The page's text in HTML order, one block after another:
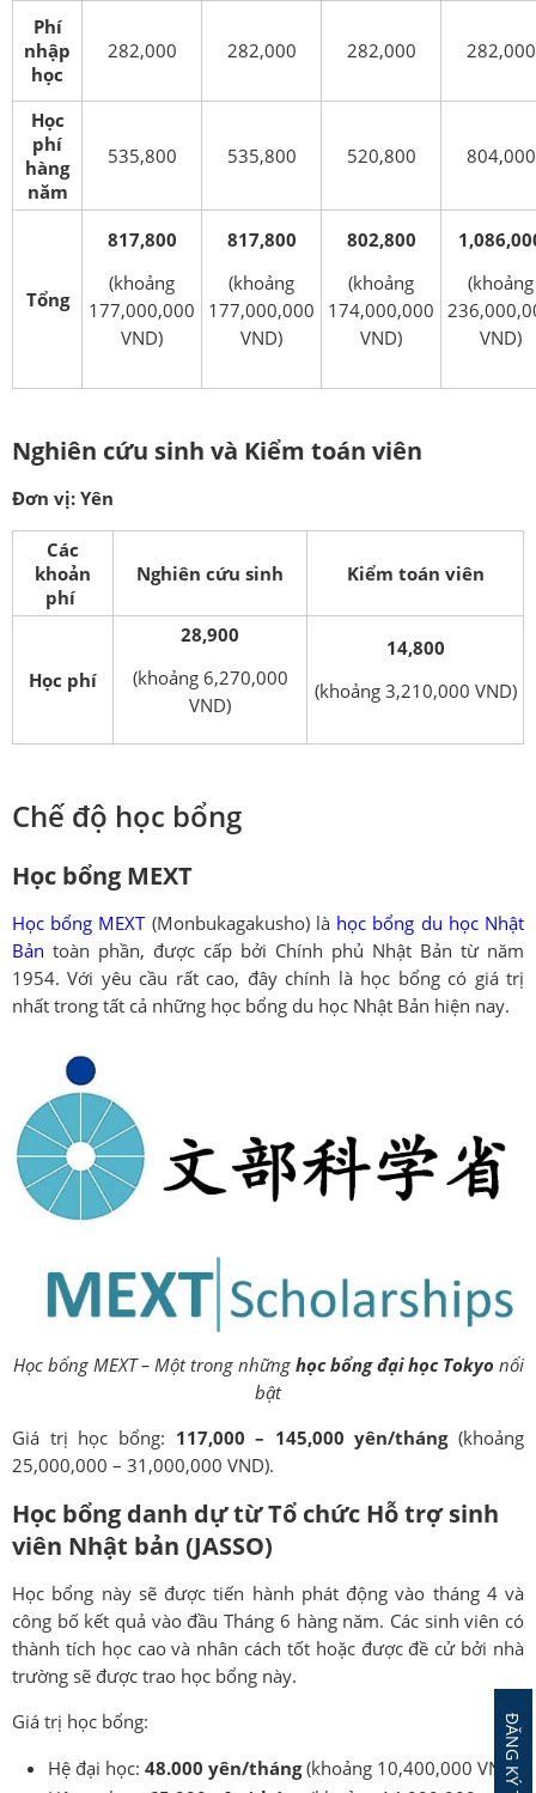
Phí
nhập
học
282,000 282,000 282,000 282,000
Học
phí
hàng
năm
535,800 535,800 520,800 804,000
Tổng
817,800
(khoảng
177,000,000
VND)
817,800
(khoảng
177,000,000
VND)
802,800
(khoảng
174,000,000
VND)
(khoảng
VND)
Nghiên cứu sinh và Kiểm toán viên
Đơn vị: Yên
Các
khoản
phí
Nghiên cứu sinh Kiểm toán viên
Học phí
28,900
(khoảng 6,270,000
VND)
14,800
(khoảng 3,210,000 VND)
Chế độ học bổng
Học bổng MEXT
Học bổng MEXT(Monbukagakusho) là học bổng du học Nhật
Bản toàn phần, được cấp bởi Chính phủ Nhật Bản từ năm
1954. Với yêu cầu rất cao, đây chính là học bổng có giá trị
nhất trong tất cả những học bổng du học Nhật Bản hiện nay.
Học bổng MEXT – Một trong những học bổng đại học Tokyo nổi
bật
Giá trị học bổng: 117,000 – 145,000 yên/tháng(khoảng
25,000,000 – 31,000,000 VND).
Học bổng danh dự từ Tổ chức Hỗ trợ sinh
viên Nhật bản (JASSO)
Học bổng này sẽ được tiến hành phát động vào tháng 4 và
công bố kết quả vào đầu Tháng 6 hàng năm. Các sinh viên có
thành tích học cao và nhân cách tốt hoặc được đề cử bởi nhà
trường sẽ được trao học bổng này.
Giá trị học bổng:
Hệ đại học: 48.000 yên/tháng(khoảng 10,400,000 VND).